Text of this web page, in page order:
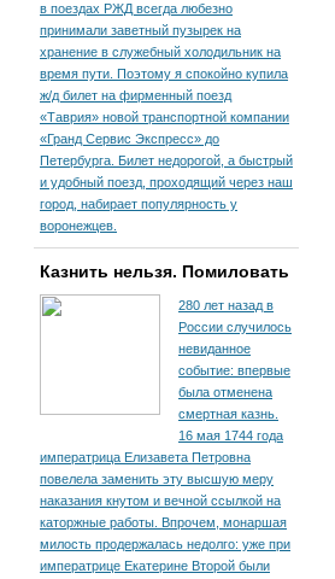
в поездах РЖД всегда любезно
принимали заветный пузырек на
хранение в служебный холодильник на
время пути. По­этому я спокойно купила
ж/д билет на фирменный поезд
«Таврия» новой транспортной компании
«Гранд Сервис Экспресс» до
Петербурга. Билет недорогой, а быстрый
и удобный поезд, проходящий через наш
город, набирает популярность у
воронежцев.
Казнить нельзя. Помиловать
280 лет назад в
России случилось
невиданное
событие: впервые
была отменена
смертная казнь.
16 мая 1744 года
императрица Елизавета Петровна
повелела заменить эту высшую меру
наказания кнутом и вечной ссылкой на
каторжные работы. Впрочем, монаршая
милость продержалась недолго: уже при
императрице Екатерине Второй были